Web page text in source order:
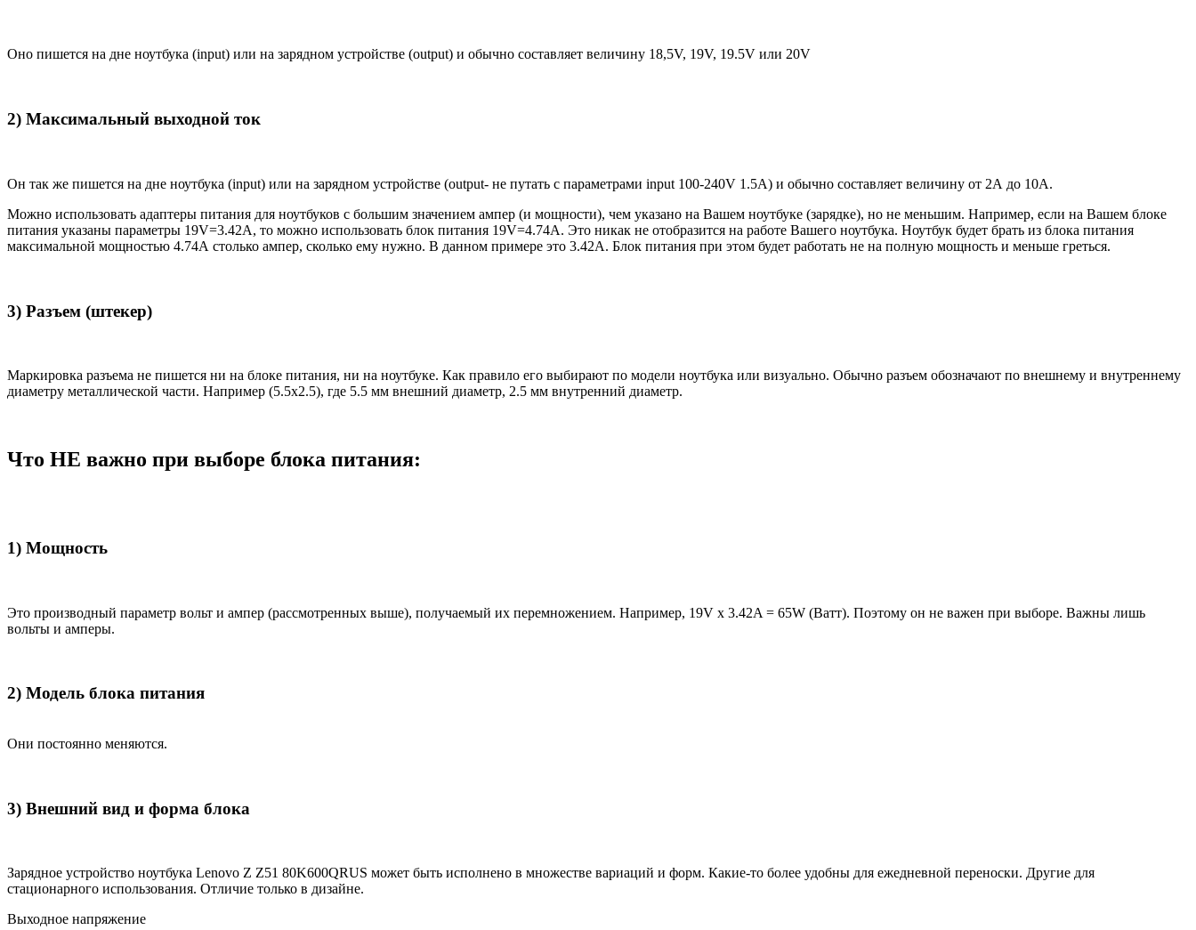
Оно пишется на дне ноутбука (input) или на зарядном устройстве (output) и обычно составляет величину 18,5V, 19V, 19.5V или 20V
2) Максимальный выходной ток
Он так же пишется на дне ноутбука (input) или на зарядном устройстве (output- не путать с параметрами input 100-240V 1.5A) и обычно составляет величину от 2А до 10A.
Можно использовать адаптеры питания для ноутбуков с большим значением ампер (и мощности), чем указано на Вашем ноутбуке (зарядке), но не меньшим. Например, если на Вашем блоке
питания указаны параметры 19V=3.42A, то можно использовать блок питания 19V=4.74A. Это никак не отобразится на работе Вашего ноутбука. Ноутбук будет брать из блока питания
максимальной мощностью 4.74А столько ампер, сколько ему нужно. В данном примере это 3.42А. Блок питания при этом будет работать не на полную мощность и меньше греться.
3) Разъем (штекер)
Маркировка разъема не пишется ни на блоке питания, ни на ноутбуке. Как правило его выбирают по модели ноутбука или визуально. Обычно разъем обозначают по внешнему и внутреннему
диаметру металлической части. Например (5.5x2.5), где 5.5 мм внешний диаметр, 2.5 мм внутренний диаметр.
Что НЕ важно при выборе блока питания:
1) Мощность
Это производный параметр вольт и ампер (рассмотренных выше), получаемый их перемножением. Например, 19V x 3.42A = 65W (Ватт). Поэтому он не важен при выборе. Важны лишь
вольты и амперы.
2) Модель блока питания
Они постоянно меняются.
3) Внешний вид и форма блока
Зарядное устройство ноутбука Lenovo Z Z51 80K600QRUS может быть исполнено в множестве вариаций и форм. Какие-то более удобны для ежедневной переноски. Другие для
стационарного использования. Отличие только в дизайне.
Выходное напряжение